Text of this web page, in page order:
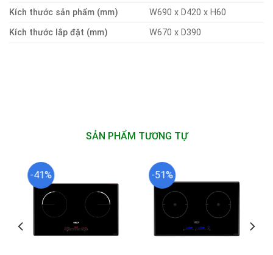
Kích thước sản phẩm (mm)
W690 x D420 x H60
Kích thước lắp đặt (mm)
W670 x D390
SẢN PHẨM TƯƠNG TỰ
-41% -51%